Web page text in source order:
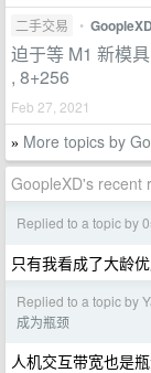
二手交易 • GoopleXD
迫于等 M1 新模
, 8+256
Feb 27, 2021
» More topics by
GoopleXD's recent
Replied to a topic by
只有我看成了大龄
Replied to a topic by
成为瓶颈
人机交互带宽也是